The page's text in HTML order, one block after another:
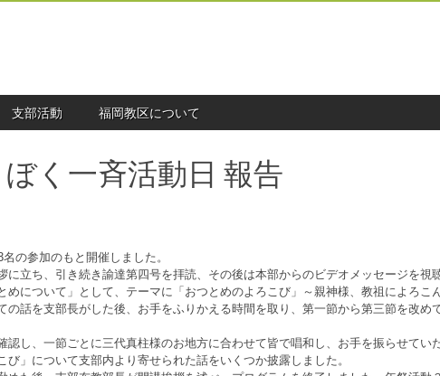
支部活動 福岡教区について
く一斉活動日 報告
の参加のもと開催しました。
立ち、引き続き諭達第四号を拝読、その後は本部からのビデオメッセージを視
めについて」として、テーマに「おつとめのよろこび」～親神様、教祖によろこ
の話を支部長がした後、お手をふりかえる時間を取り、第一節から第三節を改め
し、一節ごとに三代真柱様のお地方に合わせて皆で唱和し、お手を振らせてい
び」について支部内より寄せられた話をいくつか披露しました。